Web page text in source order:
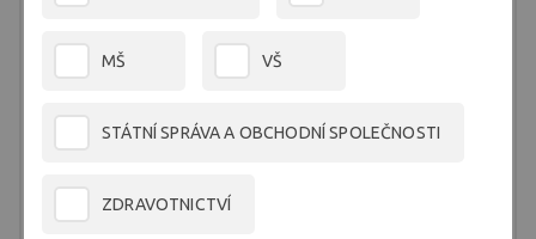
MŠ VŠ
STÁTNÍ SPRÁVA A OBCHODNÍ SPOLEČNOSTI
ZDRAVOTNICTVÍ